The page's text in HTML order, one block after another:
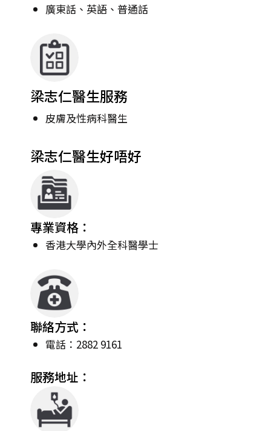
廣東話、英語、普通話
梁志仁醫生服務
皮膚及性病科醫生
梁志仁醫生好唔好
專業資格：
香港大學內外全科醫學士
聯絡方式：
電話：2882 9161
服務地址：